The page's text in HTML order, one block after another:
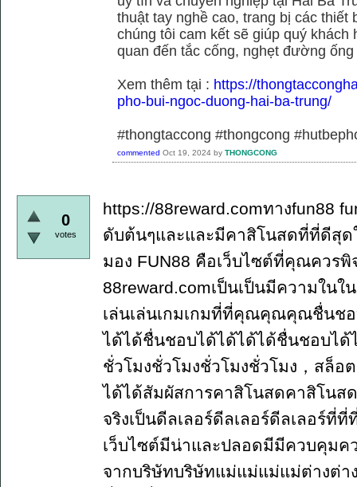
thuật tay nghề cao, trang bị các thiết
chúng tôi cam kết sẽ giúp quý
quan đến tắc cống, nghẹt đường
Xem thêm tại : https://
pho-bui-ngoc-duong-hai-ba-trung/
#thongtaccong #thongcong
commented Oct 19, 2024 by THONGCONG
0
votes
https://88reward.comทางfun88
ดับต้นๆและและมีคาสิโนสดที่ที่ดีสุ
มอง FUN88 คือเว็บไซต์ที่คุณควร
88reward.comเป็นเป็นมีความใน
เล่นเล่นเกมเกมที่ที่คุณคุณคุณชื่นช
ได้ได้ชื่นชอบได้ได้ได้ได้ชื่นชอบได้
ชั่วโมงชั่วโมงชั่วโมงชั่วโมง，สล็
ได้ได้สัมผัสการคาสิโนสดคาสิโนส
จริงเป็นดีลเลอร์ดีลเลอร์ดีลเลอร์ที่
เว็บไซต์มีน่าและปลอดมีมีควบคุมค
จากบริษัทบริษัทแม่แม่แม่แม่ต่างต่า